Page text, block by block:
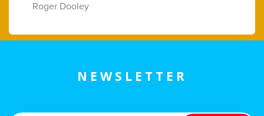
Roger Dooley
NEWSLETTER